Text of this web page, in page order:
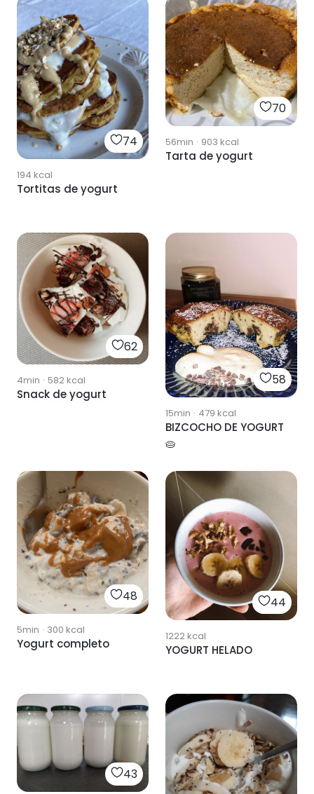
74
194 kcal
Tortitas de yogurt
70
56min · 903 kcal
Tarta de yogurt
62
4min · 582kcal
Snack de yogurt
58
15min · 479 kcal
BIZCOCHO DE YOGURT
🥧
48
5min · 300 kcal
Yogurt completo
44
1222kcal
YOGURT HELADO
43